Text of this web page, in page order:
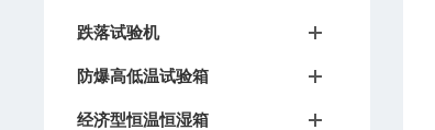
跌落试验机
防爆高低温试验箱
经济型恒温恒湿箱